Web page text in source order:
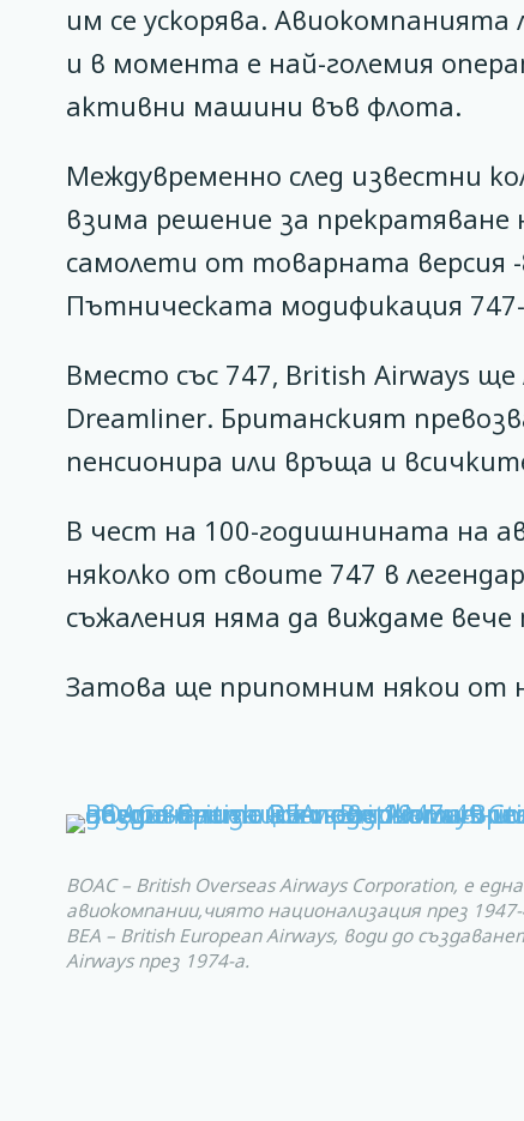
им се ускорява.
и в момента е най-големия
активни машини във флота.
Междувременно след известни
взима решение за
самолети от товарната версия
Пътническата модификация
Вместо със 747, British Airways
Dreamliner. Британският
пенсионира или връща и
В чест на 100-годишнината на
няколко от своите 747 в
съжаления няма да виждаме
Затова ще припомним някои от
BOAC – British Overseas Airways Corporation, е
авиокомпании,чиято национализация през
BEA – British European Airways, води до
Airways през 1974-а.